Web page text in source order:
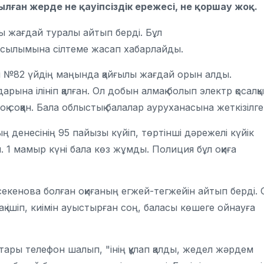
жерде не қауіпсіздік ережесі, не қоршау жоқ.
жағдай туралы айтып берді. Бұл
сілтеме жасап хабарлайды.
№82 үйдің маңында қайғылы жағдай орын алды.
ілініп қалған. Ол добын алмақ болып электр қосалқы
Бала облыстық балалар ауруханасына
денесінің 95 пайызы күйіп, төртінші дәрежелі күйік
1 мамыр күні бала көз жұмды. Полиция бұл оқиға
болған оқиғаның егжей-тегжейін айтып берді.
ішіп, киімін ауыстырған соң, баласы көшеге ойнауға
телефон шалып, "інің құлап қалды, жедел жәрдем